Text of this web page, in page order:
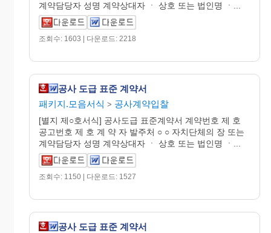
계약담당자 성명 계약상대자 ㆍ 상호 또는 법인명 ㆍ...
조회수: 1603 | 다운로드: 2218
공사 도급 표준 계약서
패키지.모음서식 > 공사계약입찰
[별지 제○호서식] 공사도급 표준계약서 계약번호 제 호
공고번호 제 호 계 약 자 발주처 ○ ○ 자치단체의 장 또는
계약담당자 성명 계약상대자 ㆍ 상호 또는 법인명 ㆍ...
조회수: 1150 | 다운로드: 1527
공사 도급 표준 계약서